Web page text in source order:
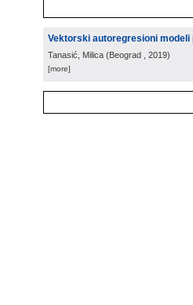
Vektorski autoregresioni
Tanasić, Milica (Beograd , 2019)
[more]